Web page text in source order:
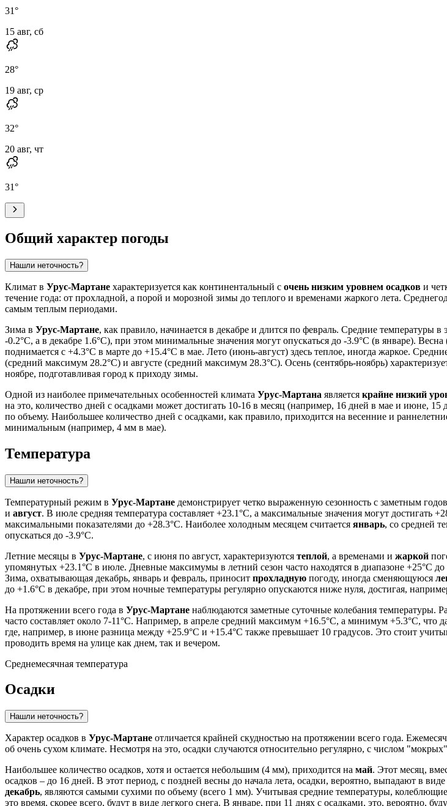
31°
15 авг, сб
28°
19 авг, ср
32°
20 авг, чт
31°
Общий характер погоды
Нашли неточность?
Климат в Урус-Мартане характеризуется как континентальный с очень низким уровнем осадков и
течение года: от прохладной, а порой и морозной зимы до теплого и временами жаркого лета.
самым теплым периодами.
Зима в Урус-Мартане, как правило, начинается в декабре и длится по февраль. Средние температуры
-0.2°C, а в декабре 1.6°C), при этом минимальные значения могут опускаться до -3.9°C (в январе).
поднимается с +4.3°C в марте до +15.4°C в мае. Лето (июнь-август) здесь теплое, иногда жаркое.
(средний максимум 28.2°C) и августе (средний максимум 28.3°C). Осень (сентябрь-ноябрь)
ноябре, подготавливая город к приходу зимы.
Одной из наиболее примечательных особенностей климата Урус-Мартана является крайне низкий
на это, количество дней с осадками может достигать 10-16 в месяц (например, 16 дней в мае и июне, 15
по объему. Наибольшее количество дней с осадками, как правило, приходится на весенние и
минимальным (например, 4 мм в мае).
Температура
Нашли неточность?
Температурный режим в Урус-Мартане демонстрирует четко выраженную сезонность с заметным
и август. В июле средняя температура составляет +23.1°C, а максимальные значения могут достигать
максимальными показателями до +28.3°C. Наиболее холодным месяцем считается январь, со средней
опускаться до -3.9°C.
Летние месяцы в Урус-Мартане, с июня по август, характеризуются теплой, а временами и жаркой
упомянутых +23.1°C в июле. Дневные максимумы в летний сезон часто находятся в диапазоне +25°C
Зима, охватывающая декабрь, январь и февраль, приносит прохладную погоду, иногда сменяющуюся
до +1.6°C в декабре, при этом ночные температуры регулярно опускаются ниже нуля, достигая,
На протяжении всего года в Урус-Мартане наблюдаются заметные суточные колебания
часто составляет около 7-11°C. Например, в апреле средний максимум +16.5°C, а минимум +5.3°C, что
где, например, в июне разница между +25.9°C и +15.4°C также превышает 10 градусов. Это стоит
проводить время на улице как днем, так и вечером.
Среднемесячная температура
Осадки
Нашли неточность?
Характер осадков в Урус-Мартане отличается крайней скудностью на протяжении всего года.
об очень сухом климате. Несмотря на это, осадки случаются относительно регулярно, с числом
Наибольшее количество осадков, хотя и остается небольшим (4 мм), приходится на май. Этот месяц,
осадков – до 16 дней. В этот период, с поздней весны до начала лета, осадки, вероятно, выпадают в
декабрь, являются самыми сухими по объему (всего 1 мм). Учитывая средние температуры,
это время, скорее всего, будут в виде легкого снега. В январе, при 11 днях с осадками, это, вероятно,